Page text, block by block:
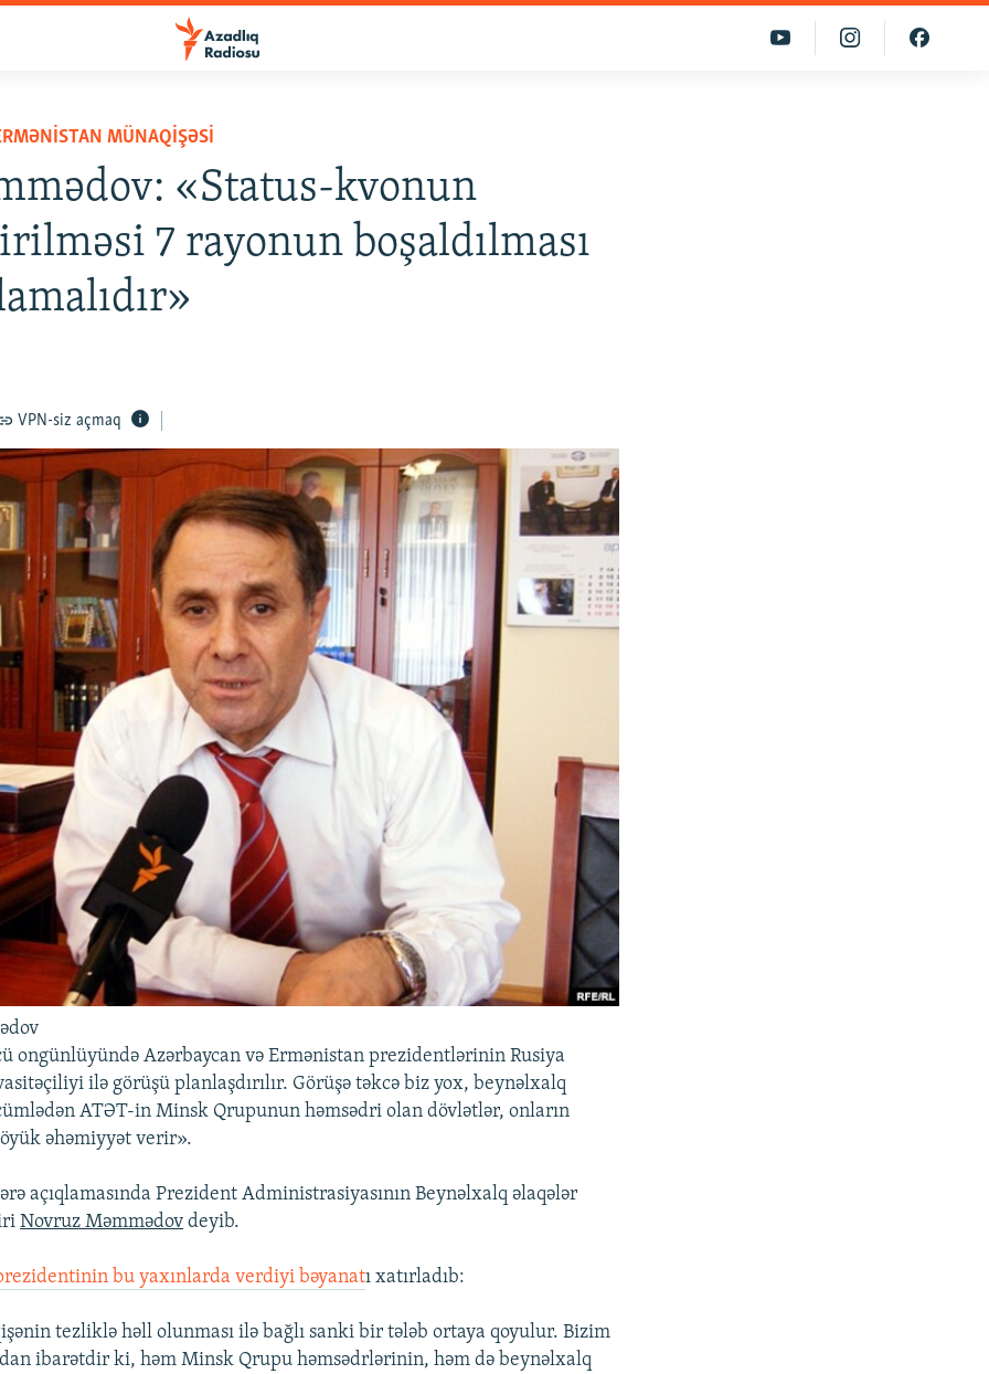
MÜNAQIŞƏSI
«Status-kvonun
7 rayonun boşaldılması
VPN-siz açmaq
ongünlüyündə Azərbaycan və Ermənistan prezidentlərinin Rusiya
ilə görüşü planlaşdırılır. Görüşə təkcə biz yox, beynəlxalq
ATƏT-in Minsk Qrupunun həmsədri olan dövlətlər, onların
əhəmiyyət verir».
açıqlamasında Prezident Administrasiyasının Beynəlxalq əlaqələr
Novruz Məmmədov deyib.
bu yaxınlarda verdiyi bəyanatı xatırladıb:
tezliklə həll olunması ilə bağlı sanki bir tələb ortaya qoyulur. Bizim
ibarətdir ki, həm Minsk Qrupu həmsədrlərinin, həm də beynəlxalq